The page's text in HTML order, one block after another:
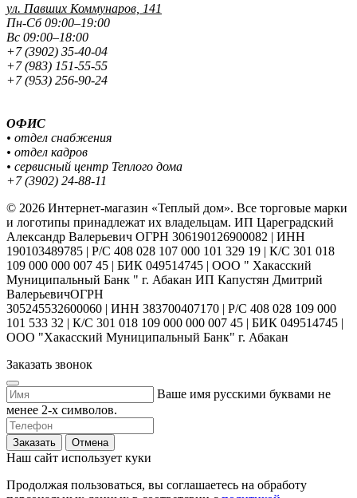
ул. Павших Коммунаров, 141
Пн-Сб 09:00–19:00
Вс 09:00–18:00
+7 (3902) 35-40-04
+7 (983) 151-55-55
+7 (953) 256-90-24
ОФИС
• отдел снабжения
• отдел кадров
• сервисный центр Теплого дома
+7 (3902) 24-88-11
© 2026 Интернет-магазин «Теплый дом». Все торговые марки
и логотипы принадлежат их владельцам. ИП Цареградский
Александр Валерьевич ОГРН 306190126900082 | ИНН
190103489785 | Р/С 408 028 107 000 101 329 19 | К/С 301 018
109 000 000 007 45 | БИК 049514745 | ООО " Хакасский
Муниципальный Банк " г. Абакан ИП Капустян Дмитрий
ВалерьевичОГРН
305245532600060 | ИНН 383700407170 | Р/С 408 028 109 000
101 533 32 | К/С 301 018 109 000 000 007 45 | БИК 049514745 |
ООО "Хакасский Муниципальный Банк" г. Абакан
Заказать звонок
Ваше имя русскими буквами не
менее 2-х символов.
Заказать Отмена
Наш сайт использует куки
Продолжая пользоваться, вы соглашаетесь на обработу